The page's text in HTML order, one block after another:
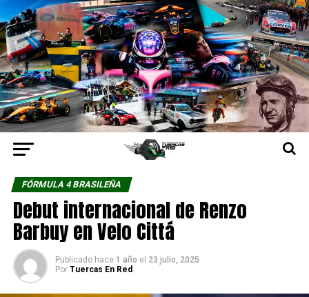
FÓRMULA 4 BRASILEÑA
Debut internacional de Renzo
Barbuy en Velo Cittá
Publicado hace 1 año el 23 julio, 2025
Por Tuercas En Red